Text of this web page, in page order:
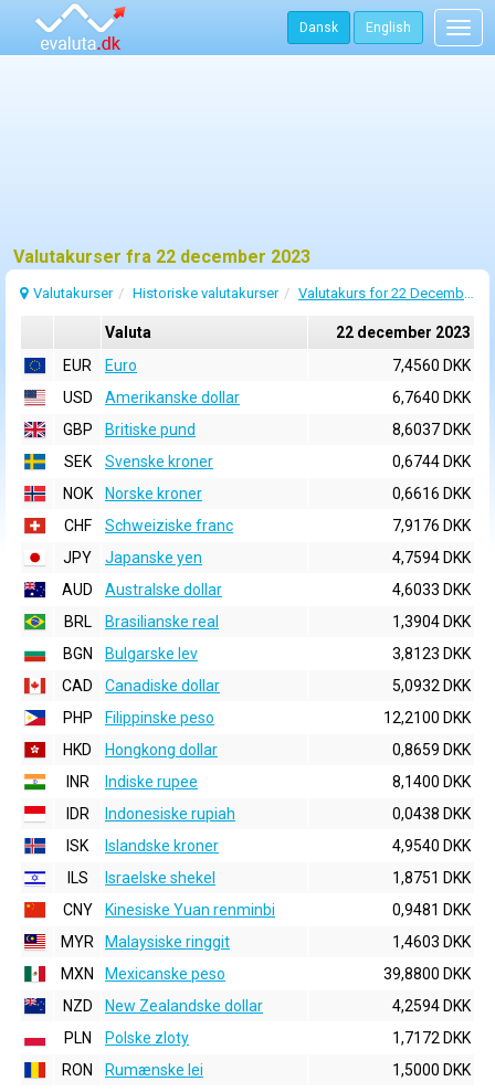
Dansk English
Valutakurser fra 22 december 2023
Valutakurser Historiske valutakurser Valutakurs for 22 December 2023
Valuta
22 december 2023
EUR
Euro
7,4560 DKK
USD
Amerikanske dollar
6,7640 DKK
GBP
Britiske pund
8,6037 DKK
SEK
Svenske kroner
0,6744 DKK
NOK
Norske kroner
0,6616 DKK
CHF
Schweiziske franc
7,9176 DKK
JPY
Japanske yen
4,7594 DKK
AUD
Australske dollar
4,6033 DKK
BRL
Brasilianske real
1,3904 DKK
BGN
Bulgarske lev
3,8123 DKK
CAD
Canadiske dollar
5,0932 DKK
PHP
Filippinske peso
12,2100 DKK
HKD
Hongkong dollar
0,8659 DKK
INR
Indiske rupee
8,1400 DKK
IDR
Indonesiske rupiah
0,0438 DKK
ISK
Islandske kroner
4,9540 DKK
ILS
Israelske shekel
1,8751 DKK
CNY
Kinesiske Yuan renminbi
0,9481 DKK
MYR
Malaysiske ringgit
1,4603 DKK
MXN
Mexicanske peso
39,8800 DKK
NZD
New Zealandske dollar
4,2594 DKK
PLN
Polske zloty
1,7172 DKK
RON
Rumænske lei
1,5000 DKK